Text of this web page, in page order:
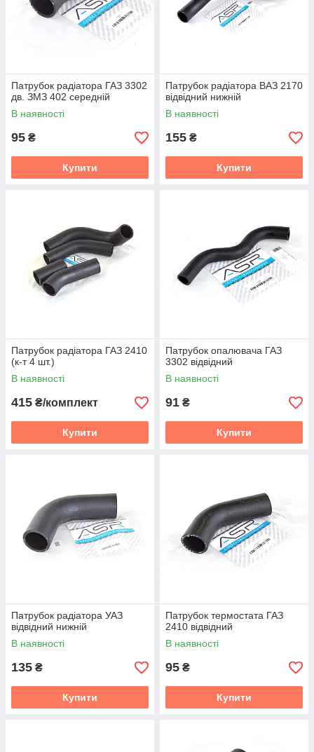
Патрубок радіатора ГАЗ 3302
дв. ЗМЗ 402 середній
В наявності
95 ₴
Купити
Патрубок радіатора ВАЗ 2170
відвідний нижній
В наявності
155 ₴
Купити
Патрубок радіатора ГАЗ 2410
(к-т 4 шт.)
В наявності
415 ₴/комплект
Купити
Патрубок опалювача ГАЗ
3302 відвідний
В наявності
91 ₴
Купити
Патрубок радіатора УАЗ
відвідний нижній
В наявності
135 ₴
Купити
Патрубок термостата ГАЗ
2410 відвідний
В наявності
95 ₴
Купити